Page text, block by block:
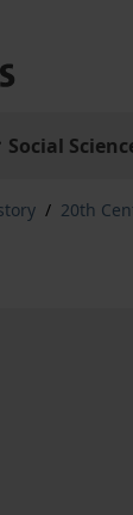
Social
/ 20th